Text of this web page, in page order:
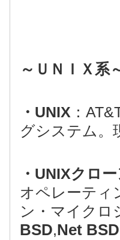
～ＵＮＩＸ系
・UNIX ：
グシステム。
・UNIXクロ
オペレーティ
ン・マイクロ
BSD,Net BSD